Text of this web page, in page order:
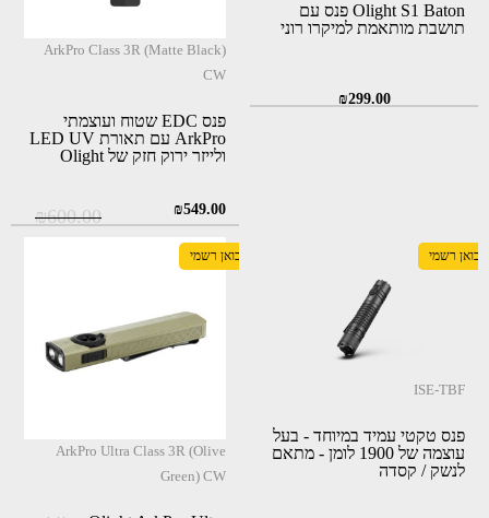
Olight S1 Baton פנס עם
תושבת מותאמת למיקרו רוני
₪299.00
ArkPro Class 3R (Matte Black)
CW
פנס EDC שטוח ועוצמתי
ArkPro עם תאורת LED UV
ולייזר ירוק חזק של Olight
₪600.00המחיר
₪549.00
המחיר
יבואן רשמי
ISE-TBF
פנס טקטי עמיד במיוחד - בעל
עוצמה של 1900 לומן - מתאם
לנשק / קסדה
יבואן רשמי
ArkPro Ultra Class 3R (Olive
Green) CW